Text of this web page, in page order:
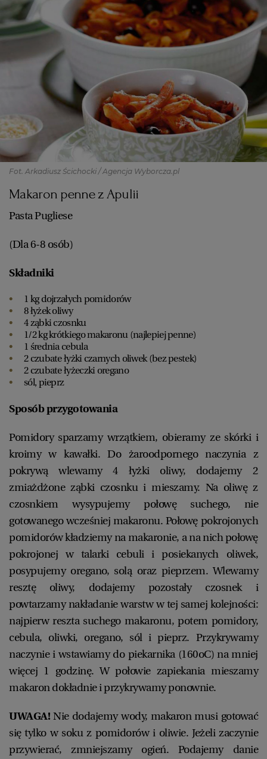
Fot. Arkadiusz Ścichocki / Agencja Wyborcza.pl
Makaron penne z Apulii
Pasta Pugliese
(Dla 6-8 osób)
Składniki
1 kg dojrzałych pomidorów
8 łyżek oliwy
4 ząbki czosnku
1/2 kg krótkiego makaronu (najlepiej penne)
1 średnia cebula
2 czubate łyżki czarnych oliwek (bez pestek)
2 czubate łyżeczki oregano
sól, pieprz
Sposób przygotowania
Pomidory sparzamy wrzątkiem, obieramy ze skórki i
kroimy w kawałki. Do żaroodpornego naczynia z
pokrywą wlewamy 4 łyżki oliwy, dodajemy 2
zmiażdżone ząbki czosnku i mieszamy. Na oliwę z
czosnkiem wysypujemy połowę suchego, nie
gotowanego wcześniej makaronu. Połowę pokrojonych
pomidorów kładziemy na makaronie, a na nich połowę
pokrojonej w talarki cebuli i posiekanych oliwek,
posypujemy oregano, solą oraz pieprzem. Wlewamy
resztę oliwy, dodajemy pozostały czosnek i
powtarzamy nakładanie warstw w tej samej kolejności:
najpierw reszta suchego makaronu, potem pomidory,
cebula, oliwki, oregano, sól i pieprz. Przykrywamy
naczynie i wstawiamy do piekarnika (160oC) na mniej
więcej 1 godzinę. W połowie zapiekania mieszamy
makaron dokładnie i przykrywamy ponownie.
UWAGA! Nie dodajemy wody, makaron musi gotować
się tylko w soku z pomidorów i oliwie. Jeżeli zaczynie
przywierać, zmniejszamy ogień. Podajemy danie